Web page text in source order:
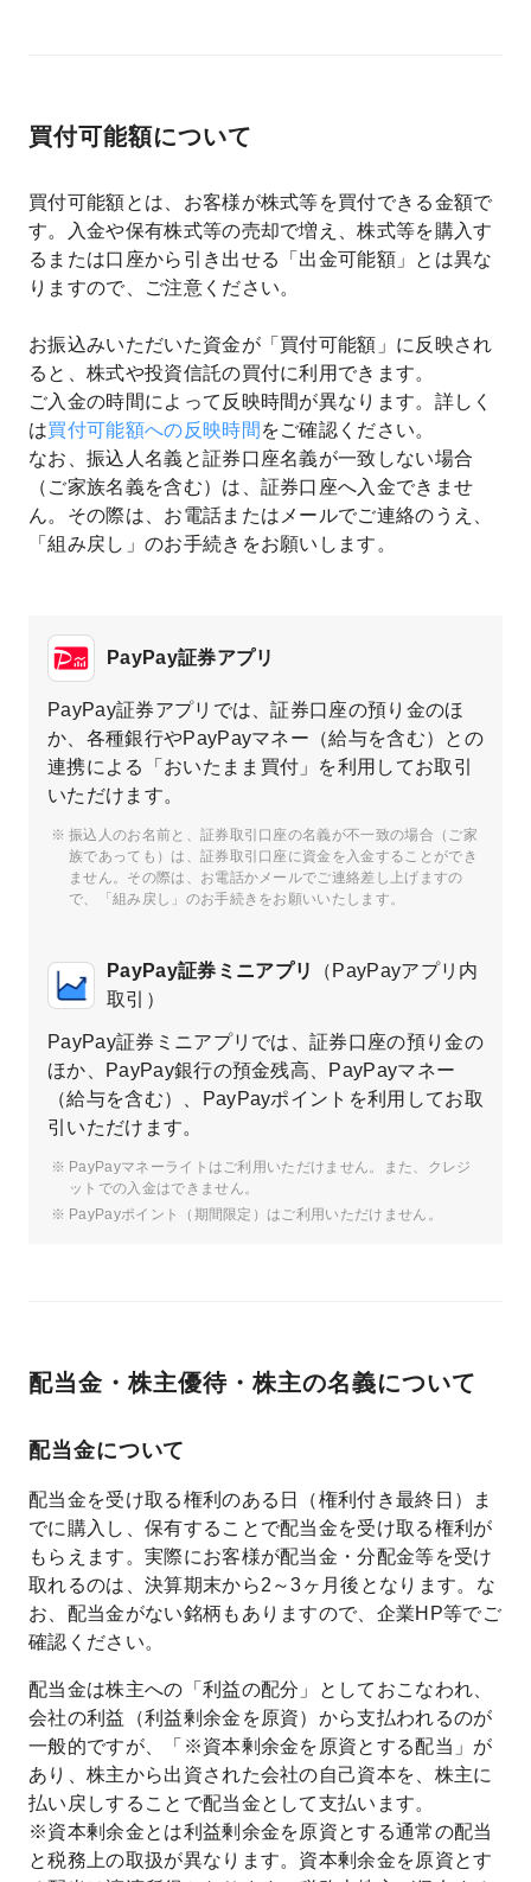
買付可能額について
買付可能額とは、お客様が株式等を買付できる金額で
す。入金や保有株式等の売却で増え、株式等を購入す
るまたは口座から引き出せる「出金可能額」とは異な
りますので、ご注意ください。
お振込みいただいた資金が「買付可能額」に反映され
ると、株式や投資信託の買付に利用できます。
ご入金の時間によって反映時間が異なります。詳しく
は買付可能額への反映時間 をご確認ください。
なお、振込人名義と証券口座名義が一致しない場合
（ご家族名義を含む）は、証券口座へ入金できませ
ん。その際は、お電話またはメールでご連絡のうえ、
「組み戻し」のお手続きをお願いします。
PayPay証券アプリ
PayPay証券アプリでは、証券口座の預り金のほ
か、各種銀行やPayPayマネー（給与を含む）との
連携による「おいたまま買付」を利用してお取引
いただけます。
振込人のお名前と、証券取引口座の名義が不一致の場合（ご家
族であっても）は、証券取引口座に資金を入金することができ
ません。その際は、お電話かメールでご連絡差し上げますの
で、「組み戻し」のお手続きをお願いいたします。
PayPay証券ミニアプリ
（PayPayアプリ内
取引）
PayPay証券ミニアプリでは、証券口座の預り金の
ほか、PayPay銀行の預金残高、PayPayマネー
（給与を含む）、PayPayポイントを利用してお取
引いただけます。
PayPayマネーライトはご利用いただけません。また、クレジ
ットでの入金はできません。
PayPayポイント（期間限定）はご利用いただけません。
配当金・株主優待・株主の名義について
配当金について
配当金を受け取る権利のある日（権利付き最終日）ま
でに購入し、保有することで配当金を受け取る権利が
もらえます。実際にお客様が配当金・分配金等を受け
取れるのは、決算期末から2～3ヶ月後となります。な
お、配当金がない銘柄もありますので、企業HP等でご
確認ください。
配当金は株主への「利益の配分」としておこなわれ、
会社の利益（利益剰余金を原資）から支払われるのが
一般的ですが、「※資本剰余金を原資とする配当」が
あり、株主から出資された会社の自己資本を、株主に
払い戻しすることで配当金として支払います。
※資本剰余金とは利益剰余金を原資とする通常の配当
と税務上の取扱が異なります。資本剰余金を原資とす